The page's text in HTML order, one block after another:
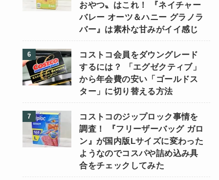
おやつ〟はこれ！ 『ネイチャー
バレー オーツ＆ハニー グラノラ
バー』は素朴な甘みがイイ感じ
コストコ会員をダウングレード
するには？ 「エグゼクティブ」
から年会費の安い「ゴールドス
ター」に切り替える方法
コストコのジップロック事情を
調査！ 『フリーザーバッグ ガロ
ン』が国内版Lサイズに変わった
ようなのでコスパや詰め込み具
合をチェックしてみた